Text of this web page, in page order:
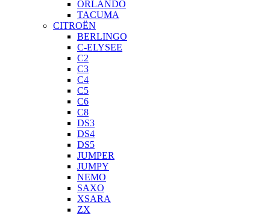
ORLANDO
TACUMA
CITROËN
BERLINGO
C-ELYSEE
C2
C3
C4
C5
C6
C8
DS3
DS4
DS5
JUMPER
JUMPY
NEMO
SAXO
XSARA
ZX